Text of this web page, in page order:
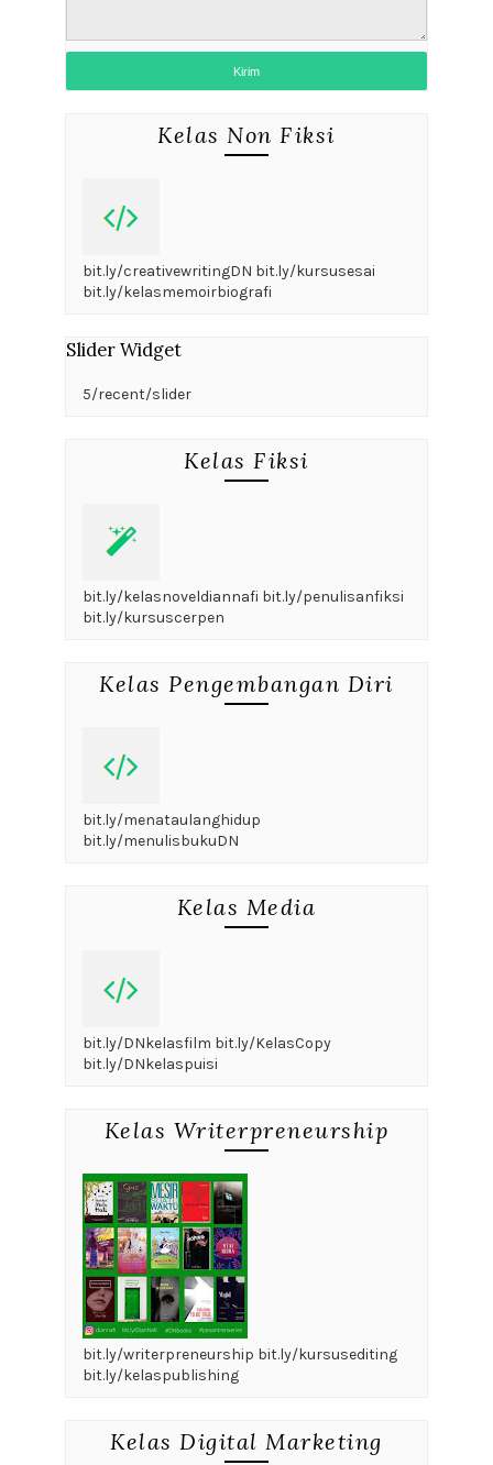
Kelas Non Fiksi
bit.ly/creativewritingDN bit.ly/kursusesai
bit.ly/kelasmemoirbiografi
Slider Widget
5/recent/slider
Kelas Fiksi
bit.ly/kelasnoveldiannafi bit.ly/penulisanfiksi
bit.ly/kursuscerpen
Kelas Pengembangan Diri
bit.ly/menataulanghidup
bit.ly/menulisbukuDN
Kelas Media
bit.ly/DNkelasfilm bit.ly/KelasCopy
bit.ly/DNkelaspuisi
Kelas Writerpreneurship
bit.ly/writerpreneurship bit.ly/kursusediting
bit.ly/kelaspublishing
Kelas Digital Marketing